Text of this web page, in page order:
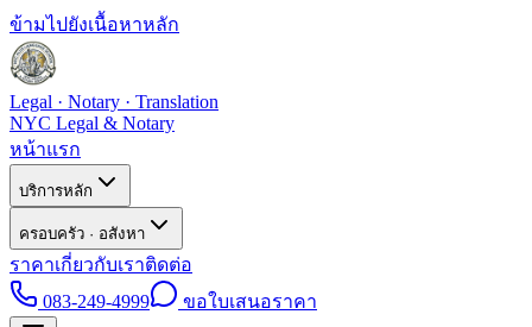
ข้ามไปยังเนื้อหาหลัก
Legal · Notary · Translation
NYC Legal & Notary
หน้าแรก
บริการหลัก
ครอบครัว · อสังหา
ราคาเกี่ยวกับเราติดต่อ
083-249-4999
ขอใบเสนอราคา